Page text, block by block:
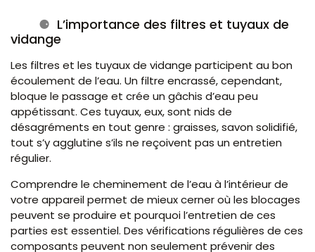
L’importance des filtres et tuyaux de
vidange
Les filtres et les tuyaux de vidange participent au bon
écoulement de l’eau. Un filtre encrassé, cependant,
bloque le passage et crée un gâchis d’eau peu
appétissant. Ces tuyaux, eux, sont nids de
désagréments en tout genre : graisses, savon solidifié,
tout s’y agglutine s’ils ne reçoivent pas un entretien
régulier.
Comprendre le cheminement de l’eau à l’intérieur de
votre appareil permet de mieux cerner où les blocages
peuvent se produire et pourquoi l’entretien de ces
parties est essentiel. Des vérifications régulières de ces
composants peuvent non seulement prévenir des